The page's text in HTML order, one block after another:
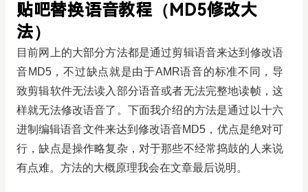
贴吧替换语音教程（MD5修改大
法）
目前网上的大部分方法都是通过剪辑语音来达到修改语
音MD5，不过缺点就是由于AMR语音的标准不同，导
致剪辑软件无法读入部分语音或者无法完整地读帧，这
样就无法修改语音了。下面我介绍的方法是通过以十六
进制编辑语音文件来达到修改语音MD5，优点是绝对可
行，缺点是操作略复杂，对于那些不经常捣鼓的人来说
有点难。方法的大概原理我会在文章最后说明。